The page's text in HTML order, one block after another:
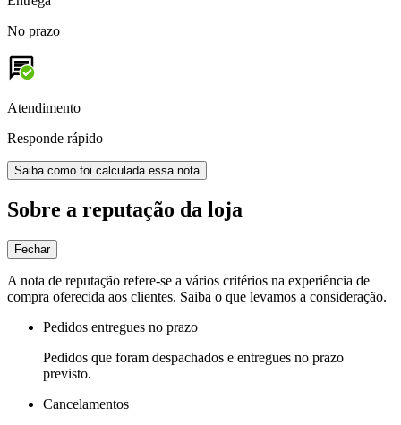
No prazo
Atendimento
Responde rápido
Saiba como foi calculada essa nota
Sobre a reputação da loja
Fechar
A nota de reputação refere-se a vários critérios na experiência de
compra oferecida aos clientes. Saiba o que levamos a consideração.
Pedidos entregues no prazo
Pedidos que foram despachados e entregues no prazo
previsto.
Cancelamentos